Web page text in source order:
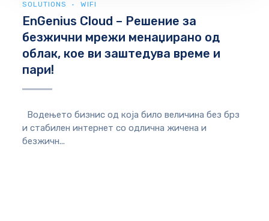
SOLUTIONS WIFI
EnGenius Cloud – Решение за
безжични мрежи менаџирано од
облак, кое ви заштедува време и
пари!
Водењето бизнис од која било величина без брз
и стабилен интернет со одлична жичена и
безжичн...